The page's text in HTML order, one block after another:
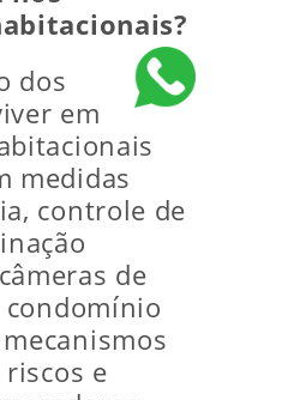
dos
em
medidas
controle de
de
e